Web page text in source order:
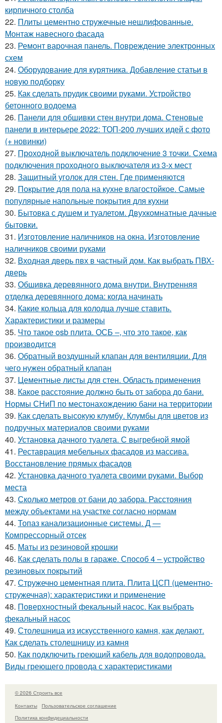
кирпичного столба
22. Плиты цементно стружечные нешлифованные.
Монтаж навесного фасада
23. Ремонт варочная панель. Повреждение электронных
схем
24. Оборудование для курятника. Добавление статьи в
новую подборку
25. Как сделать прудик своими руками. Устройство
бетонного водоема
26. Панели для обшивки стен внутри дома. Стеновые
панели в интерьере 2022: ТОП-200 лучших идей с фото
(+ новинки)
27. Проходной выключатель подключение 3 точки. Схема
подключения проходного выключателя из 3-х мест
28. Защитный уголок для стен. Где применяются
29. Покрытие для пола на кухне влагостойкое. Самые
популярные напольные покрытия для кухни
30. Бытовка с душем и туалетом. Двухкомнатные дачные
бытовки.
31. Изготовление наличников на окна. Изготовление
наличников своими руками
32. Входная дверь пвх в частный дом. Как выбрать ПВХ-
дверь
33. Обшивка деревянного дома внутри. Внутренняя
отделка деревянного дома: когда начинать
34. Какие кольца для колодца лучше ставить.
Характеристики и размеры
35. Что такое osb плита. ОСБ –, что это такое, как
производится
36. Обратный воздушный клапан для вентиляции. Для
чего нужен обратный клапан
37. Цементные листы для стен. Область применения
38. Какое расстояние должно быть от забора до бани.
Нормы СНиП по местонахождению бани на территории
39. Как сделать высокую клумбу. Клумбы для цветов из
подручных материалов своими руками
40. Установка дачного туалета. С выгребной ямой
41. Реставрация мебельных фасадов из массива.
Восстановление прямых фасадов
42. Установка дачного туалета своими руками. Выбор
места
43. Сколько метров от бани до забора. Расстояния
между объектами на участке согласно нормам
44. Топаз канализационные системы. Д —
Компрессорный отсек
45. Маты из резиновой крошки
46. Как сделать полы в гараже. Способ 4 – устройство
резиновых покрытий
47. Стружечно цементная плита. Плита ЦСП (цементно-
стружечная): характеристики и применение
48. Поверхностный фекальный насос. Как выбрать
фекальный насос
49. Столешница из искусственного камня, как делают.
Как сделать столешницу из камня
50. Как подключить греющий кабель для водопровода.
Виды греющего провода с характеристиками
© 2026 Строить все
Контакты
Пользовательское соглашение
Политика конфидециальности